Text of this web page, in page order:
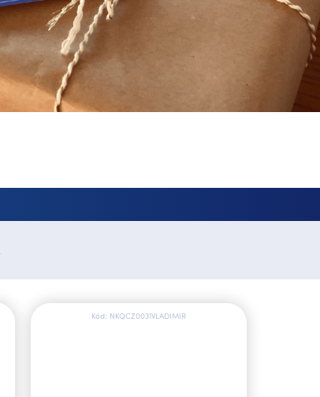
Kód: NKQCZ0031VLADIMIR